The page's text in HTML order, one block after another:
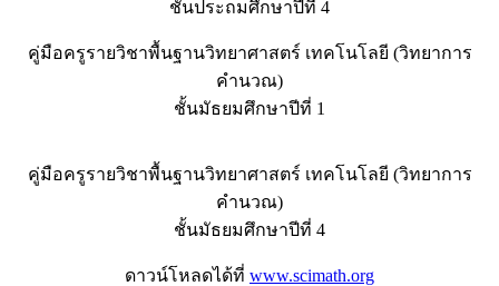
ชั้นประถมศึกษาปีที่ 4
คู่มือครูรายวิชาพื้นฐานวิทยาศาสตร์ เทคโนโลยี (วิทยาการ
คำนวณ)
ชั้นมัธยมศึกษาปีที่ 1
คู่มือครูรายวิชาพื้นฐานวิทยาศาสตร์ เทคโนโลยี (วิทยาการ
คำนวณ)
ชั้นมัธยมศึกษาปีที่ 4
ดาวน์โหลดได้ที่ www.scimath.org